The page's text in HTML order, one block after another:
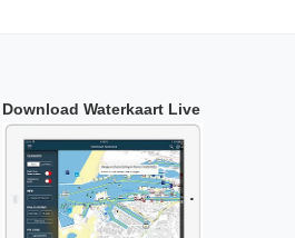
Download Waterkaart Live